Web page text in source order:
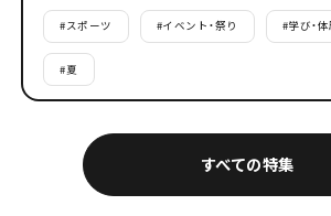
すべての特集
#スポーツ #イベント・祭り #学び・
#夏